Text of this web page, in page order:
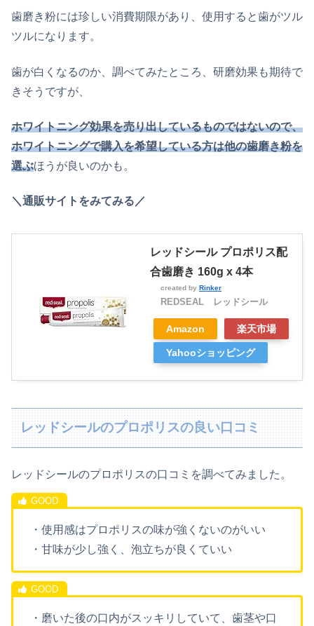
歯磨き粉には珍しい消費期限があり、使用すると歯がツル
ツルになります。
歯が白くなるのか、調べてみたところ、研磨効果も期待で
きそうですが、
ホワイトニング効果を売り出しているものではないので、
ホワイトニングで購入を希望している方は他の歯磨き粉を
選ぶほうが良いのかも。
＼通販サイトをみてみる／
レッドシール プロポリス配
合歯磨き 160g x 4本
created by Rinker
REDSEAL レッドシール
Amazon 楽天市場
Yahooショッピング
レッドシールのプロポリスの良い口コミ
レッドシールのプロポリスの口コミを調べてみました。
・使用感はプロポリスの味が強くないのがいい
・甘味が少し強く、泡立ちが良くていい
・磨いた後の口内がスッキリしていて、歯茎や口